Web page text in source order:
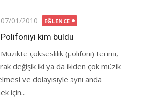
Posted
on
07/01/2010 EĞLENCE
Polifoniyi kim buldu
Müzikte çokseslilik (polifoni) terimi,
değişik iki ya da ikiden çok müzik
ve dolayısıyle aynı anda
için...